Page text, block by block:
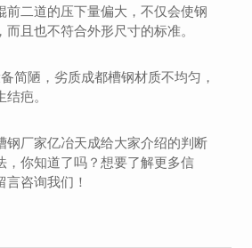
前二道的压下量偏大，不仅会使钢
且也不符合外形尺寸的标准。
简陋，劣质成都槽钢材质不均匀，
疤。
钢厂家亿冶天成给大家介绍的判断
，你知道了吗？想要了解更多信
言咨询我们！